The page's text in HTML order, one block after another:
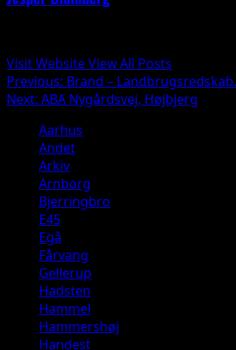
Visit WebsiteView All Posts
Post
navigation
Previous: Brand –
Next: ABA Nygårdsvej, Højbjerg
Aarhus
Andet
Arkiv
Arnborg
Bjerringbro
E45
Egå
Fårvang
Gellerup
Hadsten
Hammel
Hammershøj
Handest